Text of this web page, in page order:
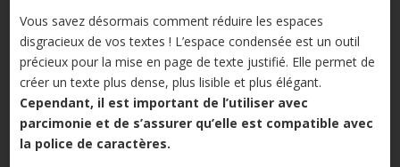
Vous savez désormais comment réduire les espaces
disgracieux de vos textes ! L’espace condensée est un outil
précieux pour la mise en page de texte justifié. Elle permet de
créer un texte plus dense, plus lisible et plus élégant.
Cependant, il est important de l’utiliser avec
parcimonie et de s’assurer qu’elle est compatible avec
la police de caractères.